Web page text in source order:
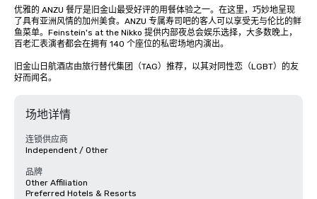
优雅的 ANZU 餐厅是旧金山最受好评的用餐体验之一。在这里，巧妙地呈现
了具有亚洲风情的加州美食。ANZU 专属寿司吧的客人可以享受无与伦比的鲜
鱼菜单。Feinstein's at the Nikko 提供内部夜总会娱乐选择，大多数晚上，
百老汇表演者都会在拥有 140 个座位的私密场地内演出。
旧金山日航酒店由旅行替代集团（TAG）推荐，以其对同性恋（LGBT）的友
好而闻名。
场地详情
连锁供应商
Independent / Other
品牌
Other Affiliation
Preferred Hotels & Resorts